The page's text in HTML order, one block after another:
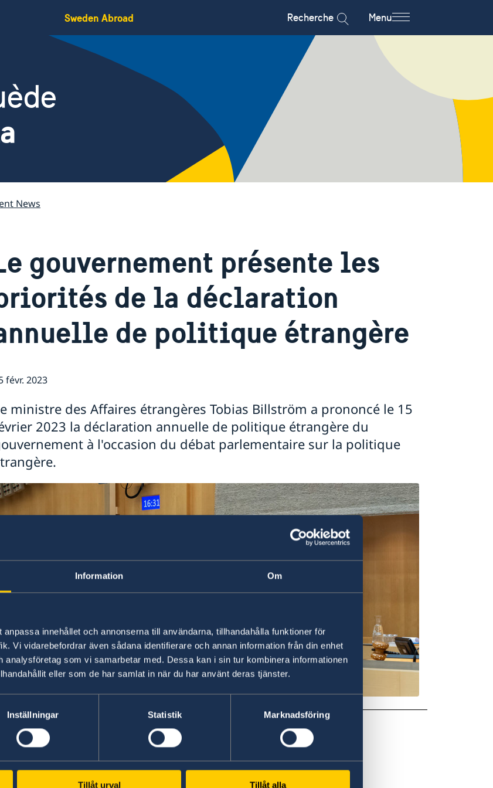
Information Om
innehållet och annonserna till användarna, tillhandahålla funktioner för
Vi vidarebefordrar även sådana identifierare och annan information från din enhet
analysföretag som vi samarbetar med. Dessa kan i sin tur kombinera informationen
eller som de har samlat in när du har använt deras tjänster.
Inställningar Statistik Marknadsföring
Tillåt urval Tillåt alla
Sweden Abroad Recherche Menu
News
gouvernement présente les
de la déclaration
de politique étrangère
févr. 2023
ministre des Affaires étrangères Tobias Billström a prononcé le 15
2023 la déclaration annuelle de politique étrangère du
à l'occasion du débat parlementaire sur la politique
politique étrangère de l'année 2023